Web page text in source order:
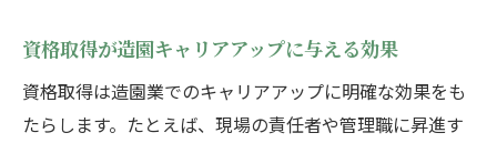
資格取得が造園キャリアアップに与える効果
資格取得は造園業でのキャリアアップに明確な効果をも
たらします。たとえば、現場の責任者や管理職に昇進す